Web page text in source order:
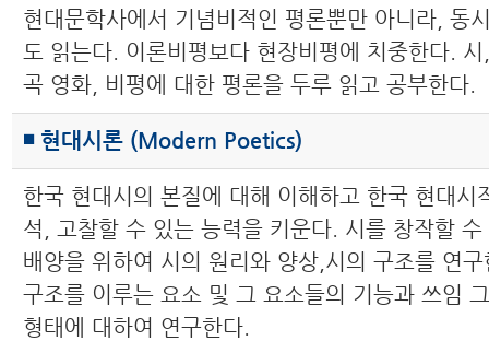
현대문학사에서 기념비적인 평론뿐만 아니라, 동
도 읽는다. 이론비평보다 현장비평에 치중한다.
곡 영화, 비평에 대한 평론을 두루 읽고 공부한다.
◾ 현대시론 (Modern Poetics)
한국 현대시의 본질에 대해 이해하고 한국 현대시
석, 고찰할 수 있는 능력을 키운다. 시를 창작할
배양을 위하여 시의 원리와 양상,시의 구조를 연
구조를 이루는 요소 및 그 요소들의 기능과 쓰임
형태에 대하여 연구한다.